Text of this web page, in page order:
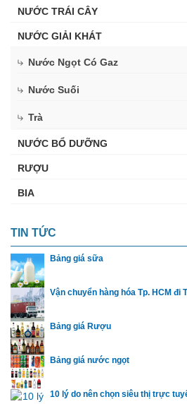
NƯỚC TRÁI CÂY
NƯỚC GIẢI KHÁT
Nước Ngọt Có Gaz
Nước Suối
Trà
NƯỚC BỔ DƯỠNG
RƯỢU
BIA
TIN TỨC
Bảng giá sữa
Vận chuyển hàng hóa Tp. HCM đi
Bảng giá Rượu
Bảng giá nước ngọt
10 lý do nên chọn siêu thị trực